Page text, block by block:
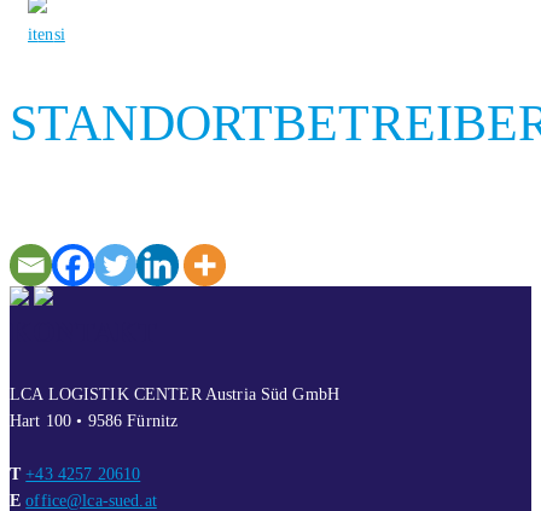
itensi
LCA LOGISTIK CENTER Austria Süd GmbH
Hart 100 • 9586 Fürnitz
T +43 4257 20610
E office@lca-sued.at